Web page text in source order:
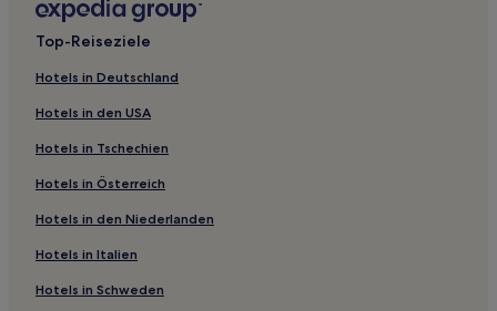
Hotels nahe Bahnhof Mosonmagyaróvár
Csér Hotels
Sopronnémeti Hotels
Mihályi Hotels
Hotels nahe Bahnhof Fertőszéplak-Fertőd
Hotels nahe Sopronkövesd Bahnhof
Mosonmagyaróvári: Hotels
Hotels nahe Bahnhof Györszabadhegy
Fertőendréd Hotels
Top-Reiseziele
Hotels in Deutschland
Hotels in den USA
Hotels in Tschechien
Hotels in Österreich
Hotels in den Niederlanden
Hotels in Italien
Hotels in Schweden